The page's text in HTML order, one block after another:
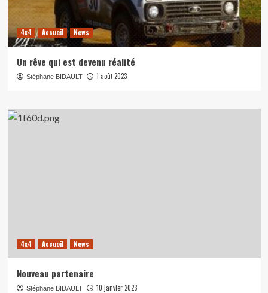
4x4 Accueil News
Un rêve qui est devenu réalité
Stéphane BIDAULT 1 août 2023
4x4 Accueil News
Nouveau partenaire
Stéphane BIDAULT 10 janvier 2023